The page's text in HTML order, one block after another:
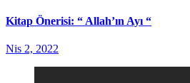
Kitap Önerisi: “ Allah’ın Ayı “
Nis 2, 2022